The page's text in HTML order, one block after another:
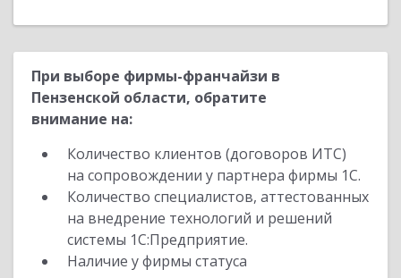
При выборе фирмы-франчайзи в
Пензенской области, обратите
внимание на:
Количество клиентов (договоров ИТС)
на сопровождении у партнера фирмы 1С.
Количество специалистов, аттестованных
на внедрение технологий и решений
системы 1С:Предприятие.
Наличие у фирмы статуса